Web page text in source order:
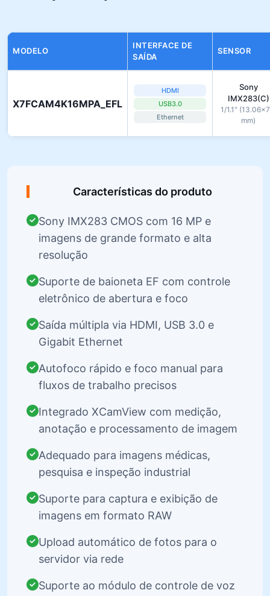
MODELO
INTERFACE DE
SAÍDA
SENSOR
X7FCAM4K16MPA_EFL
HDMI
USB3.0
Ethernet
Sony
IMX283(C)
1/1.1"
mm)
Características do produto
Sony IMX283 CMOS com 16 MP e
imagens de grande formato e alta
resolução
Suporte de baioneta EF com controle
eletrônico de abertura e foco
Saída múltipla via HDMI, USB 3.0 e
Gigabit Ethernet
Autofoco rápido e foco manual para
fluxos de trabalho precisos
Integrado XCamView com medição,
anotação e processamento de imagem
Adequado para imagens médicas,
pesquisa e inspeção industrial
Suporte para captura e exibição de
imagens em formato RAW
Upload automático de fotos para o
servidor via rede
Suporte ao módulo de controle de voz